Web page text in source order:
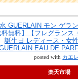
GUERLAIN モン ゲラ
料無料】【フレグランス
誕生日 レディース・女
EAU DE
posted with カエ
楽天市場